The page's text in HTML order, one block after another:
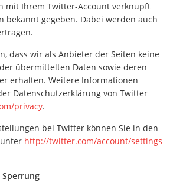
mit Ihrem Twitter-Account verknüpft
bekannt gegeben. Dabei werden auch
dass wir als Anbieter der Seiten keine
übermittelten Daten sowie deren
erhalten. Weitere Informationen
Datenschutzerklärung von Twitter
privacy.
bei Twitter können Sie in den
http://twitter.com/account/settings